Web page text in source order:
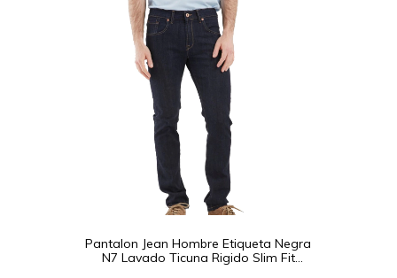
Pantalon Jean Hombre Etiqueta Negra
N7 Lavado Ticuna Rigido Slim Fit